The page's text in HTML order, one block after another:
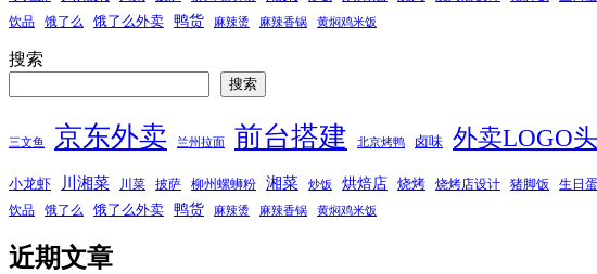
饮品 饿了么 饿了么外卖 鸭货 麻辣烫 麻辣香锅 黄焖鸡米饭
搜索
搜索
三文鱼 京东外卖 兰州拉面 前台搭建 北京烤鸭 卤味 外卖LOGO
小龙虾 川湘菜 川菜 披萨 柳州螺蛳粉 湘菜 炒饭 烘焙店 烧烤 烧烤店设计 猪脚饭 生日
饮品 饿了么 饿了么外卖 鸭货 麻辣烫 麻辣香锅 黄焖鸡米饭
近期文章